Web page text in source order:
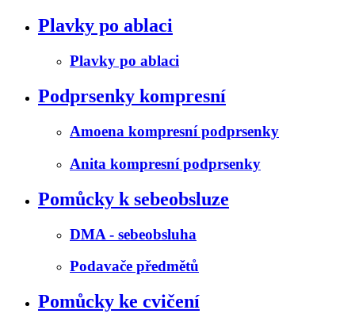
Plavky po ablaci
Plavky po ablaci
Podprsenky kompresní
Amoena kompresní podprsenky
Anita kompresní podprsenky
Pomůcky k sebeobsluze
DMA - sebeobsluha
Podavače předmětů
Pomůcky ke cvičení